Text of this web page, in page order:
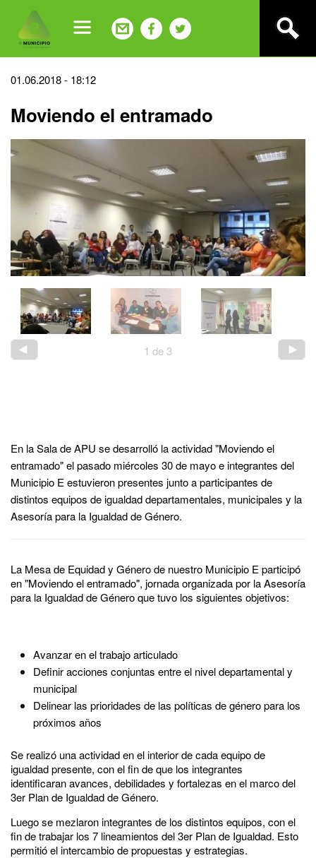
navigation
Back
top
01.06.2018 - 18:12
Moviendo el entramado
2 de 3
En la Sala de APU se desarrolló la actividad "Moviendo el
entramado" el pasado miércoles 30 de mayo e integrantes del
Municipio E estuvieron presentes junto a participantes de
distintos equipos de igualdad departamentales, municipales y la
Asesoría para la Igualdad de Género.
La Mesa de Equidad y Género de nuestro Municipio E participó
en "Moviendo el entramado", jornada organizada por la Asesoría
para la Igualdad de Género que tuvo los siguientes objetivos:
Avanzar en el trabajo articulado
Definir acciones conjuntas entre el nivel departamental y
municipal
Delinear las prioridades de las políticas de género para los
próximos años
Se realizó una actividad en el interior de cada equipo de
igualdad presente, con el fin de que los integrantes
identificaran avances, debilidades y fortalezas en el marco del
3er Plan de Igualdad de Género.
Luego se mezlaron integrantes de los distintos equipos, con el
fin de trabajar los 7 lineamientos del 3er Plan de Igualdad. Esto
permitió el intercambio de propuestas y estrategias.